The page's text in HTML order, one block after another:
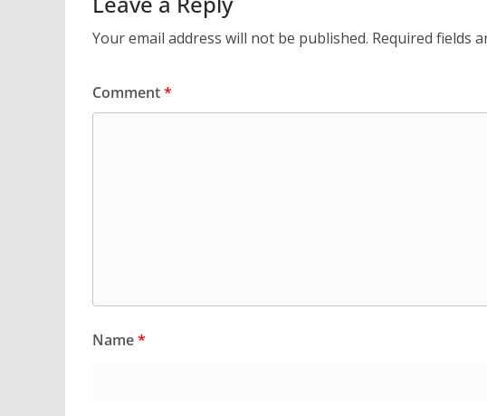
Your email address will not be published. Required fields
Comment*
Name*